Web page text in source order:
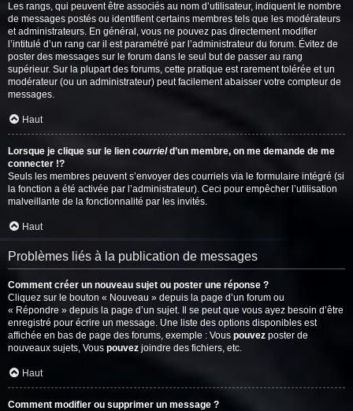
Les rangs, qui peuvent être associés au nom d’utilisateur, indiquent le nombre
de messages postés ou identifient certains membres tels que les modérateurs
et administrateurs. En général, vous ne pouvez pas directement modifier
l’intitulé d’un rang car il est paramétré par l’administrateur du forum. Évitez de
poster des messages sur le forum dans le seul but de passer au rang
supérieur. Sur la plupart des forums, cette pratique est rarement tolérée et un
modérateur (ou un administrateur) peut facilement abaisser votre compteur de
messages.
Haut
Lorsque je clique sur le lien courrield’un membre, on me demande de me
connecter !?
Seuls les membres peuvent s’envoyer des courriels via le formulaire intégré (si
la fonction a été activée par l’administrateur). Ceci pour empêcher l’utilisation
malveillante de la fonctionnalité par les invités.
Haut
Problèmes liés à la publication de messages
Comment créer un nouveau sujet ou poster une réponse ?
Cliquez sur le bouton « Nouveau » depuis la page d’un forum ou
« Répondre » depuis la page d’un sujet. Il se peut que vous ayez besoin d’être
enregistré pour écrire un message. Une liste des options disponibles est
affichée en bas de page des forums, exemple : Vous pouvez poster de
nouveaux sujets, Vous pouvez joindre des fichiers, etc.
Haut
Comment modifier ou supprimer un message ?